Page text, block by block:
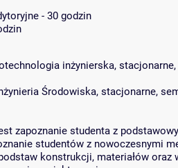
- 30 godzin
inżynierska,
Środowiska, stacjonarne,
zapoznanie studenta z
studentów z nowoczesnymi
konstrukcji, materiałów